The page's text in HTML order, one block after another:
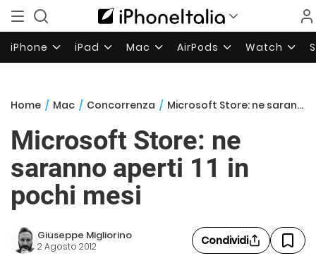
iPhone iPad Mac AirPods Watch
Home / Mac / Concorrenza / Microsoft Store: ne saranno aperti 11 in pochi mesi
Microsoft Store: ne
saranno aperti 11 in
pochi mesi
Giuseppe Migliorino
2 Agosto 2012 Condividi